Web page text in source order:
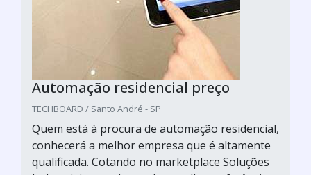
Automação residencial preço
TECHBOARD / Santo André - SP
Quem está à procura de automação residencial,
conhecerá a melhor empresa que é altamente
qualificada. Cotando no marketplace Soluções